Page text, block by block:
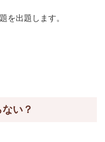
を出題します。
い？